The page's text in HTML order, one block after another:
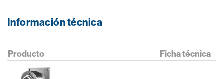
Información técnica
Producto Ficha técnica